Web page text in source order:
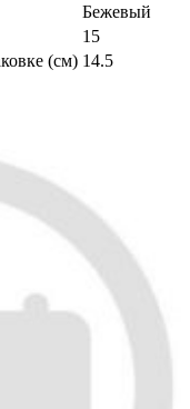
Бежевый
15
(см) 14.5